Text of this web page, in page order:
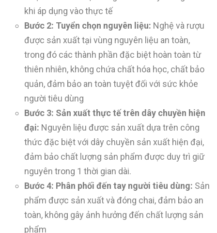
khi áp dụng vào thực tế
Bước 2: Tuyển chọn nguyên liệu: Nghệ và rượu
được sản xuất tại vùng nguyên liệu an toàn,
trong đó các thành phần đặc biệt hoàn toàn từ
thiên nhiên, không chứa chất hóa học, chất bảo
quản, đảm bảo an toàn tuyệt đối với sức khỏe
người tiêu dùng
Bước 3: Sản xuất thực tế trên dây chuyền hiện
đại: Nguyên liệu được sản xuất dựa trên công
thức đặc biệt với dây chuyền sản xuất hiện đại,
đảm bảo chất lượng sản phẩm được duy trì giữ
nguyên trong 1 thời gian dài.
Bước 4: Phân phối đến tay người tiêu dùng: Sản
phẩm được sản xuất và đóng chai, đảm bảo an
toàn, không gây ảnh hưởng đến chất lượng sản
phẩm